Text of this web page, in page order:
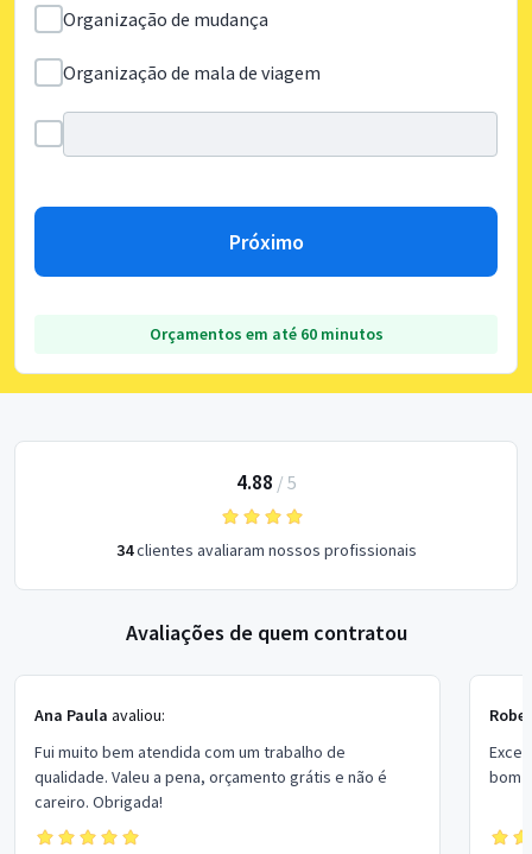
Organização de mudança
Organização de mala de viagem
Próximo
Orçamentos em até 60 minutos
4.88 / 5
34clientes avaliaram nossos profissionais
Avaliações de quem contratou
Ana Paula avaliou:
Fui muito bem atendida com um trabalho de
qualidade. Valeu a pena, orçamento grátis e não é
careiro. Obrigada!
bom